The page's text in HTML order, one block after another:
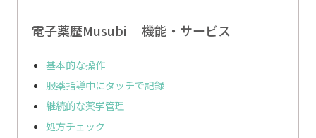
電子薬歴Musubi｜ 機能・サービス
基本的な操作
服薬指導中にタッチで記録
継続的な薬学管理
処方チェック